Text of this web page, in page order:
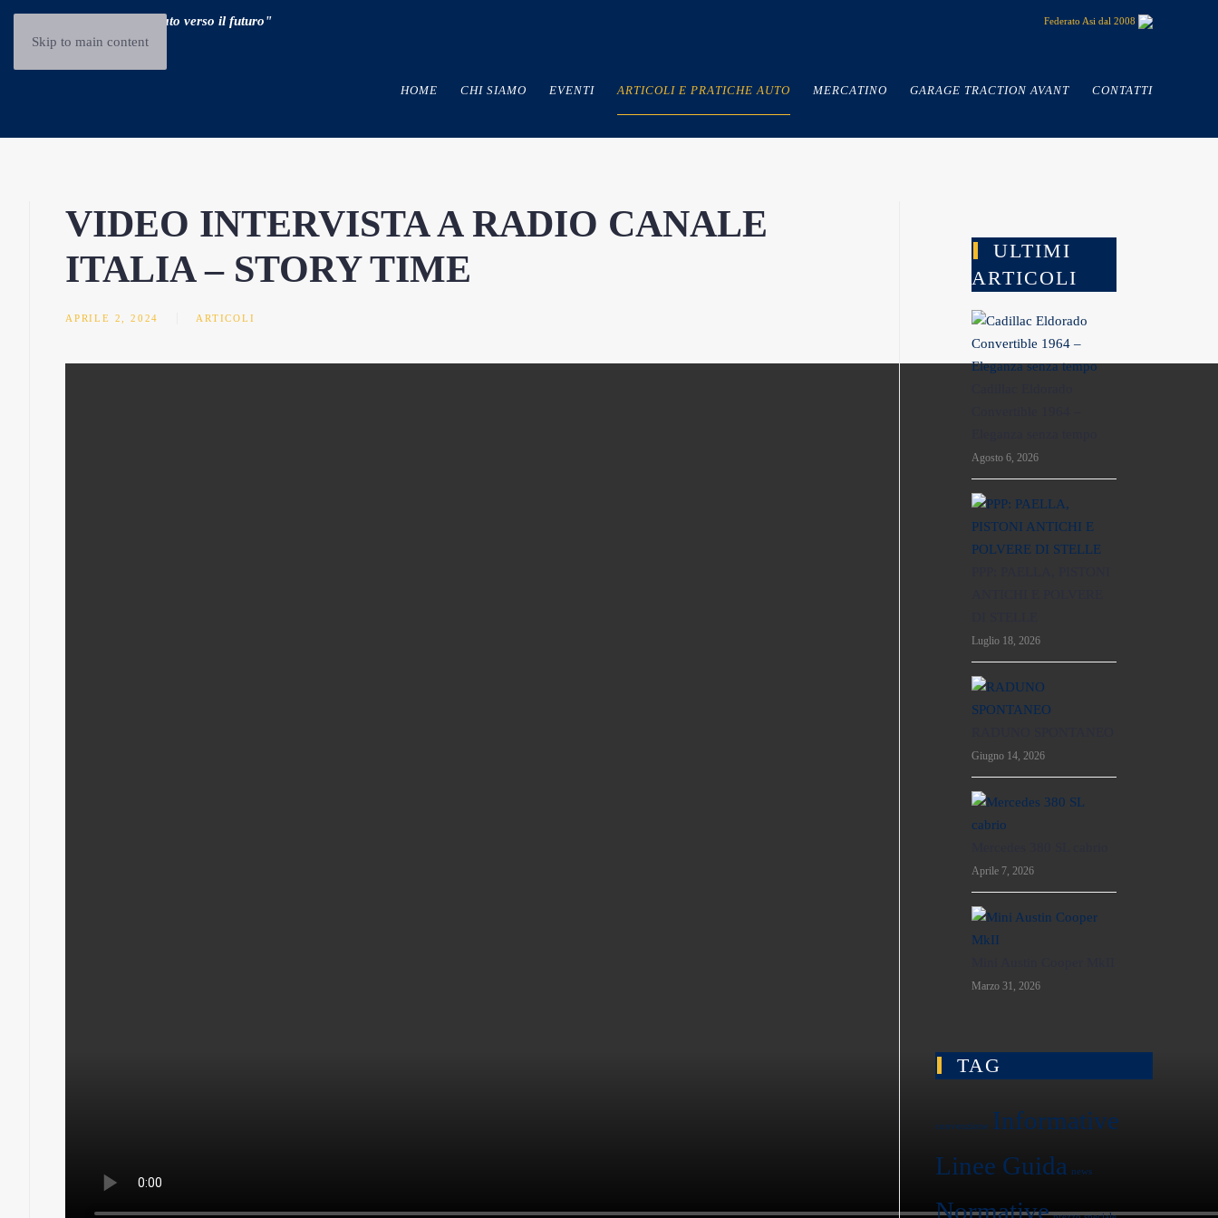
Skip to main content
"Guidare il passato verso il futuro" Federato Asi dal 2008
HOME CHI SIAMO EVENTI ARTICOLI E PRATICHE AUTO MERCATINO GARAGE TRACTION AVANT CONTATTI
VIDEO INTERVISTA A RADIO CANALE
ITALIA – STORY TIME
APRILE 2, 2024 ARTICOLI
ULTIMI
ARTICOLI
Agosto 6, 2026
Luglio 18, 2026
Giugno 14, 2026
Aprile 7, 2026
Marzo 31, 2026
TAG
convenzione Informative
Linee Guida news
Normative